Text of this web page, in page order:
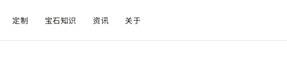
定制 宝石知识 资讯 关于